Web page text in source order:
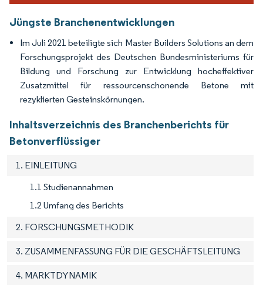
Jüngste Branchenentwicklungen
Im Juli 2021 beteiligte sich Master Builders Solutions an dem
Forschungsprojekt des Deutschen Bundesministeriums für
Bildung und Forschung zur Entwicklung hocheffektiver
Zusatzmittel für ressourcenschonende Betone mit
rezyklierten Gesteinskörnungen.
Inhaltsverzeichnis des Branchenberichts für
Betonverflüssiger
1. EINLEITUNG
1.1 Studienannahmen
1.2 Umfang des Berichts
2. FORSCHUNGSMETHODIK
3. ZUSAMMENFASSUNG FÜR DIE GESCHÄFTSLEITUNG
4. MARKTDYNAMIK